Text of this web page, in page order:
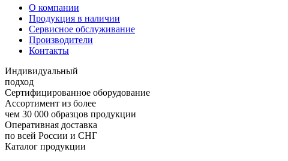
О компании
Продукция в наличии
Сервисное обслуживание
Производители
Контакты
Индивидуальный
подход
Сертифицированное оборудование
Ассортимент из более
чем 30 000 образцов продукции
Оперативная доставка
по всей России и СНГ
Каталог продукции